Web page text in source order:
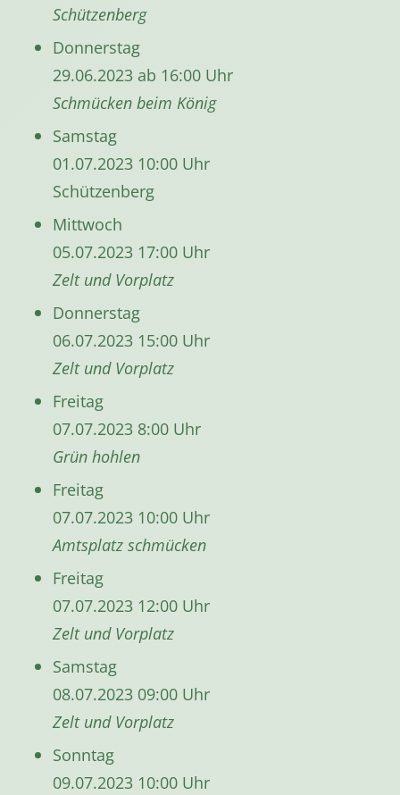
Schützenberg
Donnerstag
29.06.2023 ab 16:00 Uhr
Schmücken beim König
Samstag
01.07.2023 10:00 Uhr
Schützenberg
Mittwoch
05.07.2023 17:00 Uhr
Zelt und Vorplatz
Donnerstag
06.07.2023 15:00 Uhr
Zelt und Vorplatz
Freitag
07.07.2023 8:00 Uhr
Grün hohlen
Freitag
07.07.2023 10:00 Uhr
Amtsplatz schmücken
Freitag
07.07.2023 12:00 Uhr
Zelt und Vorplatz
Samstag
08.07.2023 09:00 Uhr
Zelt und Vorplatz
Sonntag
09.07.2023 10:00 Uhr